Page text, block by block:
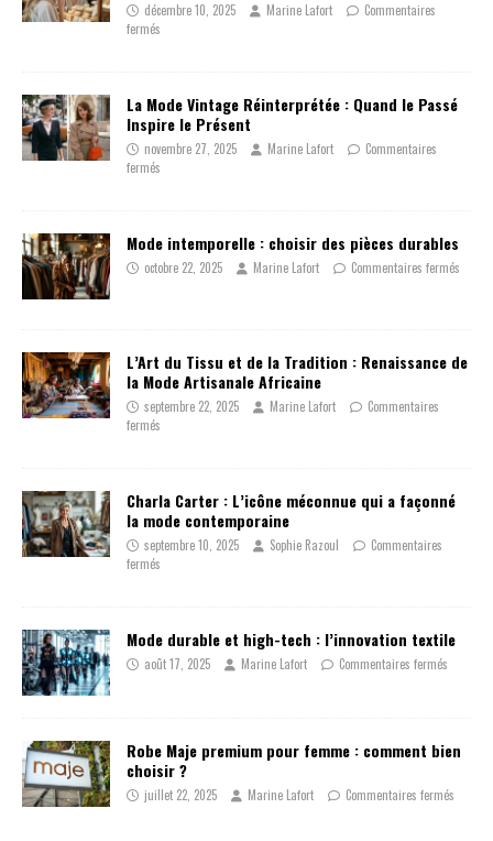
décembre 10, 2025 Marine Lafort
Commentaires
fermés
La Mode Vintage Réinterprétée : Quand le Passé
Inspire le Présent
novembre 27, 2025 Marine Lafort
Commentaires
fermés
Mode intemporelle : choisir des pièces durables
octobre 22, 2025 Marine Lafort Commentaires fermés
L’Art du Tissu et de la Tradition : Renaissance de
la Mode Artisanale Africaine
septembre 22, 2025 Marine Lafort
Commentaires
fermés
Charla Carter : L’icône méconnue qui a façonné
la mode contemporaine
septembre 10, 2025 Sophie Razoul
Commentaires
fermés
Mode durable et high-tech : l’innovation textile
août 17, 2025 Marine Lafort Commentaires fermés
Robe Maje premium pour femme : comment bien
choisir ?
juillet 22, 2025 Marine Lafort Commentaires fermés